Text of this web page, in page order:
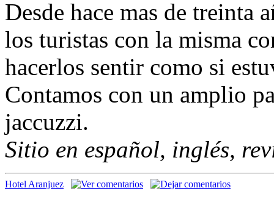
Desde hace mas de treinta
los turistas con la misma
hacerlos sentir como si
Contamos con un amplio
jaccuzzi.
Sitio en español, inglés,
Hotel Aranjuez